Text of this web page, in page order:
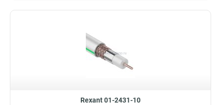
Rexant 01-2431-10